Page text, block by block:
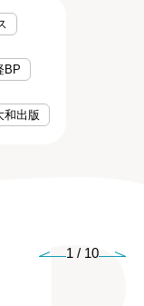
BP
和出版
1 / 10